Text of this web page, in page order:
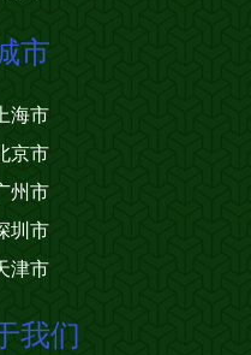
市
海市
京市
州市
圳市
津市
我们